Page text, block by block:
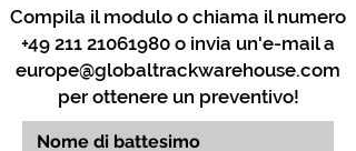
Compila il modulo o chiama il numero
+49 211 21061980 o invia un'e-mail a
europe@globaltrackwarehouse.com
per ottenere un preventivo!